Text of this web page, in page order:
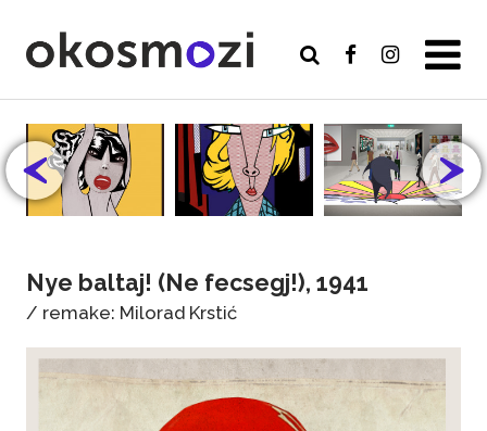
Nye baltaj! (Ne fecsegj!), 1941
/ remake: Milorad Krstić